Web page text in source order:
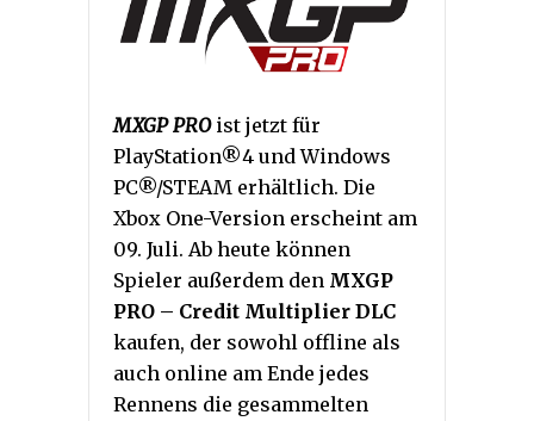
MXGP PRO ist jetzt für
PlayStation®4 und Windows
PC®/STEAM erhältlich. Die
Xbox One-Version erscheint am
09. Juli. Ab heute können
Spieler außerdem den MXGP
PRO – Credit Multiplier DLC
kaufen, der sowohl offline als
auch online am Ende jedes
Rennens die gesammelten